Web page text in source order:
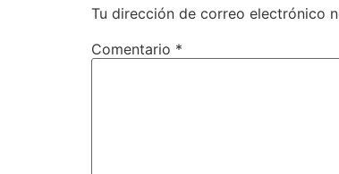
Tu dirección de correo electrónico
Comentario *